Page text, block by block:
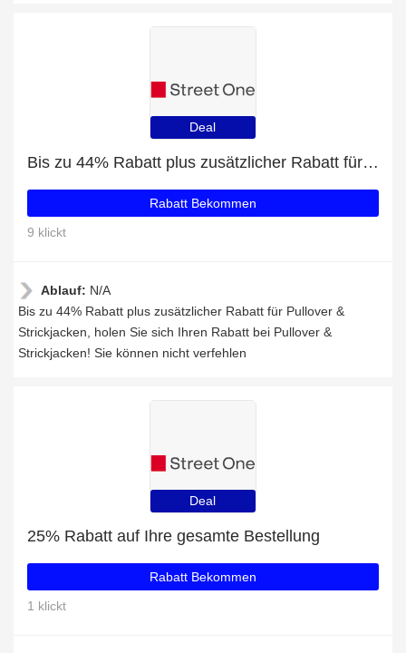
Deal
Bis zu 44% Rabatt plus zusätzlicher Rabatt für Pullover & Strickjacken
Rabatt Bekommen
9 klickt
Ablauf: N/A
Bis zu 44% Rabatt plus zusätzlicher Rabatt für Pullover &
Strickjacken, holen Sie sich Ihren Rabatt bei Pullover &
Strickjacken! Sie können nicht verfehlen
Deal
25% Rabatt auf Ihre gesamte Bestellung
Rabatt Bekommen
1 klickt